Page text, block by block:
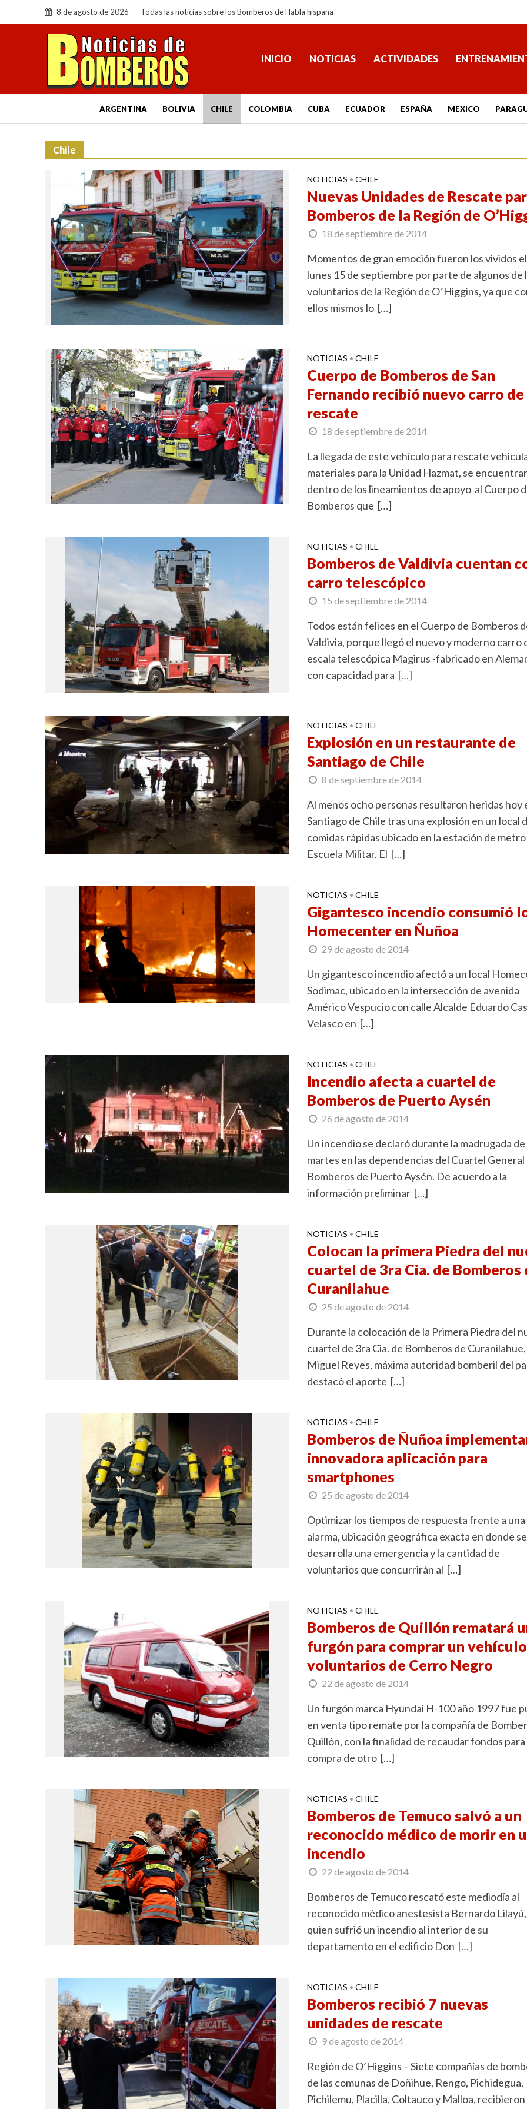
8 de agosto de 2026 Todas las noticias sobre los Bomberos de Habla hispana
INICIO NOTICIAS ACTIVIDADES
ARGENTINA BOLIVIA CHILE COLOMBIA CUBA ECUADOR ESPAÑA MEXICO
Chile
NOTICIAS • CHILE
Nuevas Unidades de Rescate
Bomberos de la Región de
18 de septiembre de 2014
Momentos de gran emoción fueron los vividos el
lunes 15 de septiembre por parte de algunos de
voluntarios de la Región de O´Higgins, ya que
ellos mismos lo […]
NOTICIAS • CHILE
Cuerpo de Bomberos de San
Fernando recibió nuevo carro de
rescate
18 de septiembre de 2014
La llegada de este vehículo para rescate
materiales para la Unidad Hazmat, se
dentro de los lineamientos de apoyo al Cuerpo
Bomberos que […]
NOTICIAS • CHILE
Bomberos de Valdivia cuentan
carro telescópico
15 de septiembre de 2014
Todos están felices en el Cuerpo de Bomberos
Valdivia, porque llegó el nuevo y moderno carro
escala telescópica Magirus -fabricado en
con capacidad para […]
NOTICIAS • CHILE
Explosión en un restaurante de
Santiago de Chile
8 de septiembre de 2014
Al menos ocho personas resultaron heridas hoy
Santiago de Chile tras una explosión en un local
comidas rápidas ubicado en la estación de metro
Escuela Militar. El […]
NOTICIAS • CHILE
Gigantesco incendio consumió
Homecenter en Ñuñoa
29 de agosto de 2014
Un gigantesco incendio afectó a un local
Sodimac, ubicado en la intersección de avenida
Américo Vespucio con calle Alcalde Eduardo
Velasco en […]
NOTICIAS • CHILE
Incendio afecta a cuartel de
Bomberos de Puerto Aysén
26 de agosto de 2014
Un incendio se declaró durante la madrugada
martes en las dependencias del Cuartel General
Bomberos de Puerto Aysén. De acuerdo a la
información preliminar […]
NOTICIAS • CHILE
Colocan la primera Piedra del
cuartel de 3ra Cia. de Bomberos
Curanilahue
25 de agosto de 2014
Durante la colocación de la Primera Piedra del
cuartel de 3ra Cia. de Bomberos de Curanilahue,
Miguel Reyes, máxima autoridad bomberil del
destacó el aporte […]
NOTICIAS • CHILE
Bomberos de Ñuñoa
innovadora aplicación para
smartphones
25 de agosto de 2014
Optimizar los tiempos de respuesta frente a una
alarma, ubicación geográfica exacta en donde se
desarrolla una emergencia y la cantidad de
voluntarios que concurrirán al […]
NOTICIAS • CHILE
Bomberos de Quillón rematará
furgón para comprar un
voluntarios de Cerro Negro
22 de agosto de 2014
Un furgón marca Hyundai H-100 año 1997 fue
en venta tipo remate por la compañía de
Quillón, con la finalidad de recaudar fondos para
compra de otro […]
NOTICIAS • CHILE
Bomberos de Temuco salvó a un
reconocido médico de morir en
incendio
22 de agosto de 2014
Bomberos de Temuco rescató este mediodía al
reconocido médico anestesista Bernardo Lilayú,
quien sufrió un incendio al interior de su
departamento en el edificio Don […]
NOTICIAS • CHILE
Bomberos recibió 7 nuevas
unidades de rescate
9 de agosto de 2014
Región de O’Higgins – Siete compañías de
de las comunas de Doñihue, Rengo, Pichidegua,
Pichilemu, Placilla, Coltauco y Malloa, recibieron